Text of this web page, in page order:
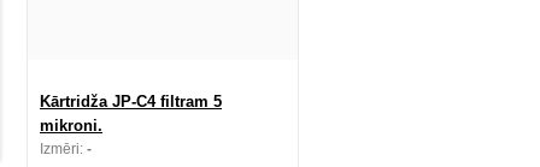
Kārtridža JP-C4 filtram 5
mikroni.
Izmēri: -